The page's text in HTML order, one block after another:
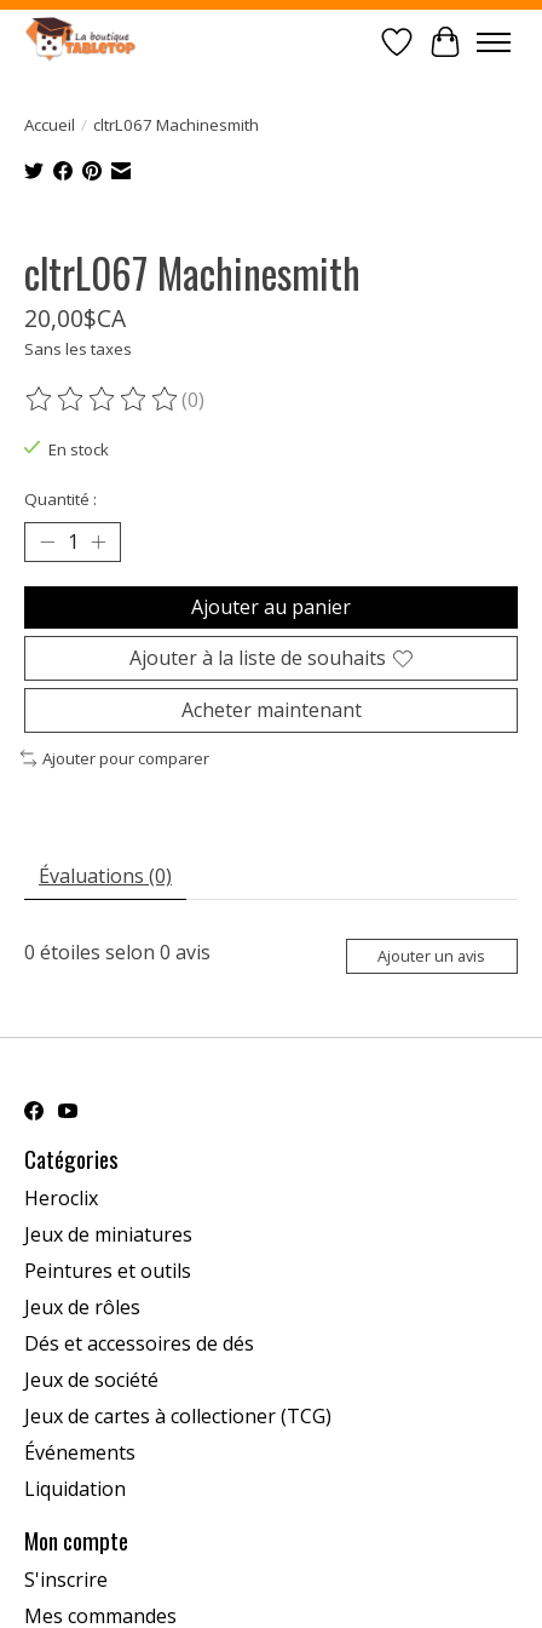
Liste dePanier
Accueil / cltrL067 Machinesmith
cltrL067 Machinesmith
20,00$CA
Sans les taxes
Ce produit est évalué à
(0)
En stock
Quantité :
Ajouter au panier
Ajouter à la liste de souhaits
Acheter maintenant
Ajouter pour comparer
Évaluations (0)
0 étoiles selon 0 avis Ajouter un avis
Catégories
Heroclix
Jeux de miniatures
Peintures et outils
Jeux de rôles
Dés et accessoires de dés
Jeux de société
Jeux de cartes à collectioner (TCG)
Événements
Liquidation
Mon compte
S'inscrire
Mes commandes